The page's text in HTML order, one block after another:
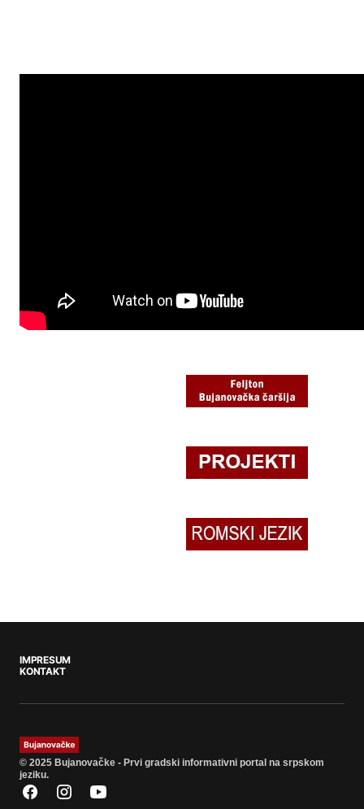
IMPRESUM
KONTAKT
© 2025 Bujanovačke - Prvi gradski informativni portal na srpskom
jeziku.